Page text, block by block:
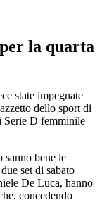
la quarta
state impegnate
dello sport di
Serie D femminile
sanno bene le
set di sabato
De Luca, hanno
concedendo